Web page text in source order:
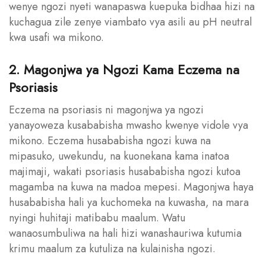
wenye ngozi nyeti wanapaswa kuepuka bidhaa hizi na
kuchagua zile zenye viambato vya asili au pH neutral
kwa usafi wa mikono.
2. Magonjwa ya Ngozi Kama Eczema na
Psoriasis
Eczema na psoriasis ni magonjwa ya ngozi
yanayoweza kusababisha mwasho kwenye vidole vya
mikono. Eczema husababisha ngozi kuwa na
mipasuko, uwekundu, na kuonekana kama inatoa
majimaji, wakati psoriasis husababisha ngozi kutoa
magamba na kuwa na madoa mepesi. Magonjwa haya
husababisha hali ya kuchomeka na kuwasha, na mara
nyingi huhitaji matibabu maalum. Watu
wanaosumbuliwa na hali hizi wanashauriwa kutumia
krimu maalum za kutuliza na kulainisha ngozi.